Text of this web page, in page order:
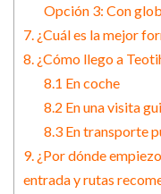
Opción 3: Con
7. ¿Cuál es la mejor
8. ¿Cómo llego a
8.1 En coche
8.2 En una visita
8.3 En transporte
9. ¿Por dónde
entrada y rutas